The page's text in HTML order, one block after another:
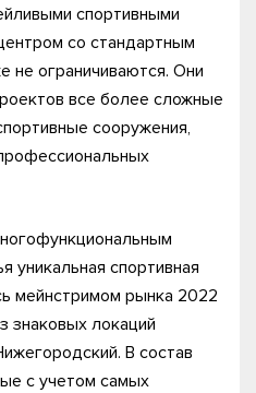
спортивными
со стандартным
не ограничиваются. Они
все более сложные
сооружения,
уникальная спортивная
мейнстримом рынка 2022
знаковых локаций
В состав
с учетом самых